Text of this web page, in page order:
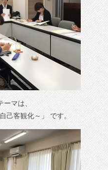
ーマは、
己客観化～」 です。